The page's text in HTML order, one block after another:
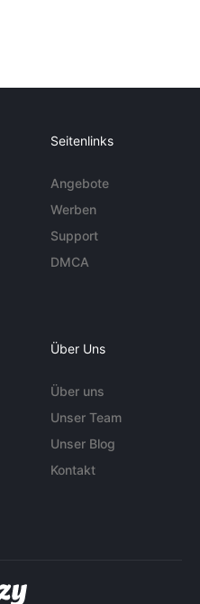
Seitenlinks
Angebote
Werben
Support
DMCA
Über Uns
Über uns
Unser Team
Unser Blog
Kontakt